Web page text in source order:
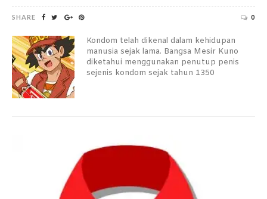
SHARE 0
Kondom telah dikenal dalam kehidupan
manusia sejak lama. Bangsa Mesir Kuno
diketahui menggunakan penutup penis
sejenis kondom sejak tahun 1350